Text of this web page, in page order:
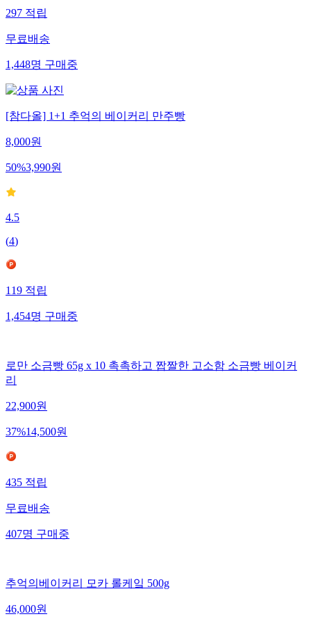
297 적립
무료배송
1,448명 구매중
[참다올] 1+1 추억의 베이커리 만주빵
8,000원
50%3,990원
4.5
(4)
119 적립
1,454명 구매중
로만 소금빵 65g x 10 촉촉하고 짭짤한 고소함 소금빵 베이커
리
22,900원
37%14,500원
435 적립
무료배송
407명 구매중
추억의베이커리 모카 롤케잌 500g
46,000원